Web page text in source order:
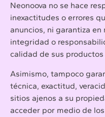
Neonoova no se hace
inexactitudes o errores
anuncios, ni garantiza
integridad o
calidad de sus productos
Asimismo, tampoco
técnica, exactitud,
sitios ajenos a su
acceder por medio de